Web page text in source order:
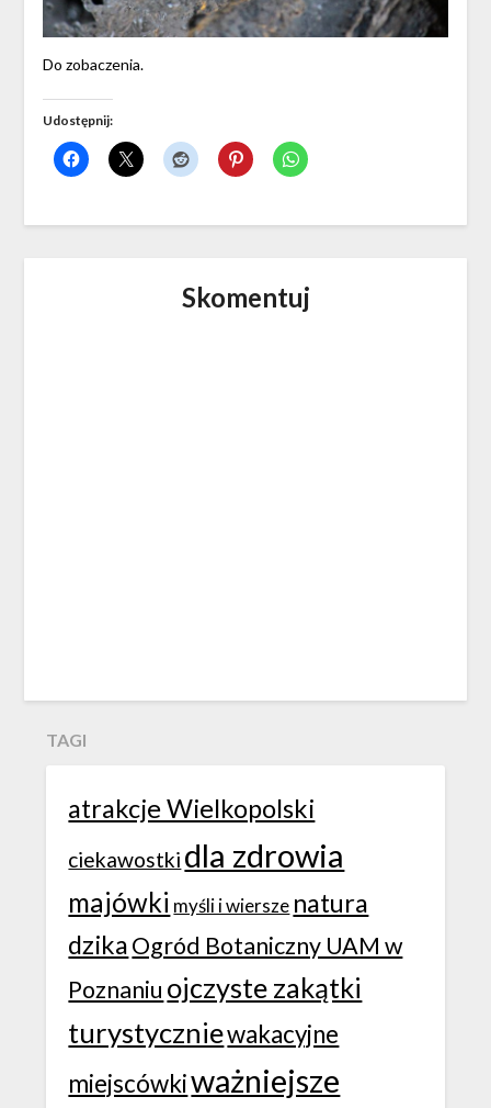
Do zobaczenia.
Udostępnij:
Skomentuj
TAGI
atrakcje Wielkopolski
ciekawostki dla zdrowia
majówki myśli i wiersze natura
dzikaOgród Botaniczny UAM w
Poznaniu ojczyste zakątki
turystyczniewakacyjne
miejscówkiważniejsze